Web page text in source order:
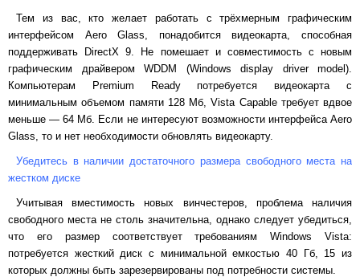
Тем из вас, кто желает работать с трёхмерным графическим
интерфейсом Aero Glass, понадобится видеокарта, способная
поддерживать
DirectX 9. Не помешает и совместимость с новым
графическим драйвером WDDM (Windows display driver model ).
Компьютерам
Premium Readyпотребуется видеокарта с
минимальным объемом памяти 128 Мб,Vista Capableтребует вдвое
меньше — 64 Мб. Если не интересуют возможности интерфейса Aero
Glass, то и нет необходимости обновлять видеокарту.
Убедитесь в наличии достаточного размера свободного места на
жестком диске
Учитывая вместимость новых винчестеров, проблема наличия
свободного места не столь значительна, однако следует убедиться,
что его размер соответствует требованиямWindows Vista:
потребуется жесткий диск с минимальной емкостью 40 Гб, 15 из
которых должны быть зарезервированы под потребности системы.